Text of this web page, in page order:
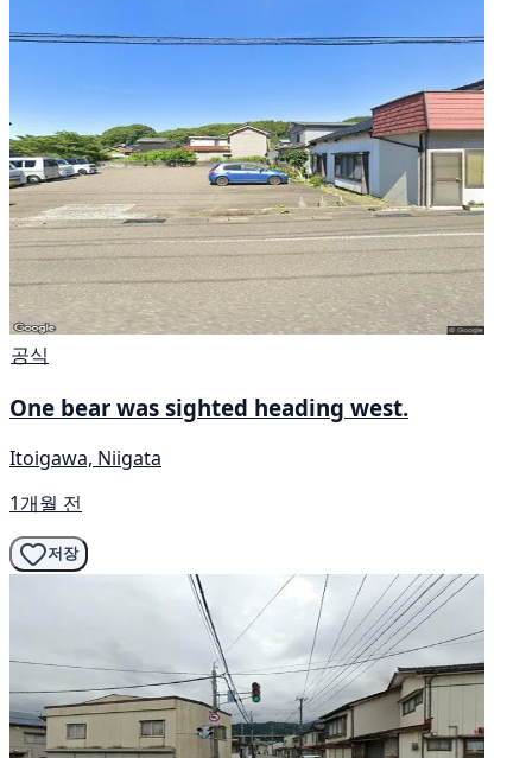
공식
One bear was sighted heading west.
Itoigawa, Niigata
1개월 전
저장